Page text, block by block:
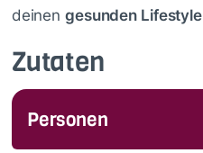
deinen gesunden Lifestyle
Zutaten
Personen